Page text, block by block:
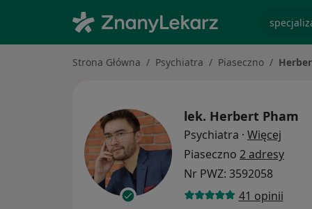
Strona Główna Psychiatra Piaseczno
lek. Herbert Pham
Psychiatra · Więcej
Piaseczno 2 adresy
Nr PWZ: 3592058
41 opinii